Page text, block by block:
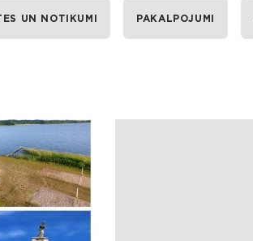
UN NOTIKUMI PAKALPOJUMI